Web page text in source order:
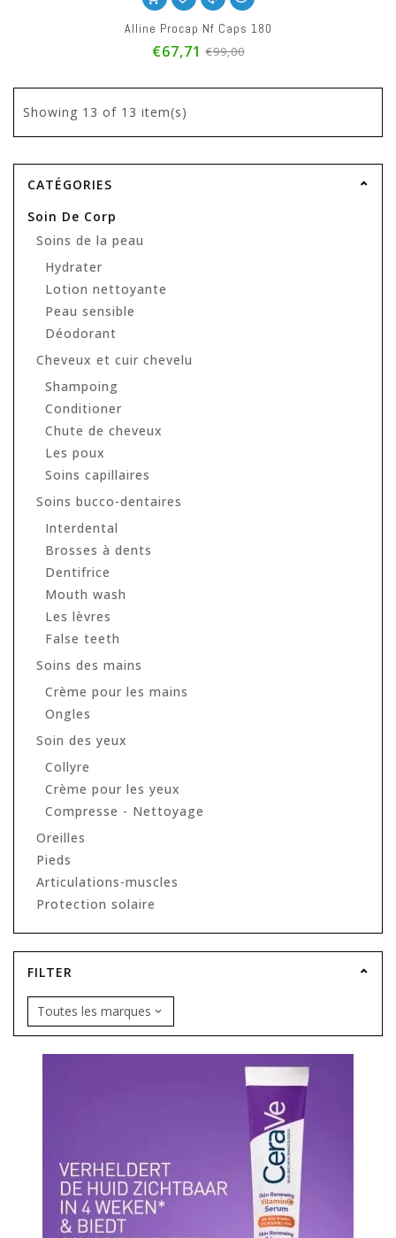
Alline Procap Nf Caps 180
€67,71 €99,00
Showing 13 of 13 item(s)
CATÉGORIES
Soin De Corp
Soins de la peau
Hydrater
Lotion nettoyante
Peau sensible
Déodorant
Cheveux et cuir chevelu
Shampoing
Conditioner
Chute de cheveux
Les poux
Soins capillaires
Soins bucco-dentaires
Interdental
Brosses à dents
Dentifrice
Mouth wash
Les lèvres
False teeth
Soins des mains
Crème pour les mains
Ongles
Soin des yeux
Collyre
Crème pour les yeux
Compresse - Nettoyage
Oreilles
Pieds
Articulations-muscles
Protection solaire
FILTER